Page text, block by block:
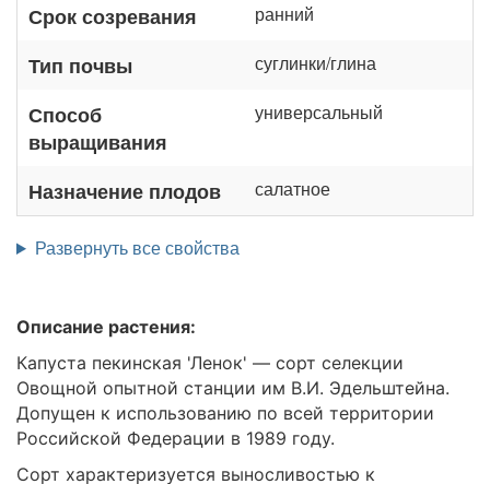
Срок созревания ранний
Тип почвы суглинки/глина
Способ
выращивания
универсальный
Назначение плодов салатное
Развернуть все свойства
Описание растения:
Капуста пекинская 'Ленок' — сорт селекции
Овощной опытной станции им В.И. Эдельштейна.
Допущен к использованию по всей территории
Российской Федерации в 1989 году.
Сорт характеризуется выносливостью к